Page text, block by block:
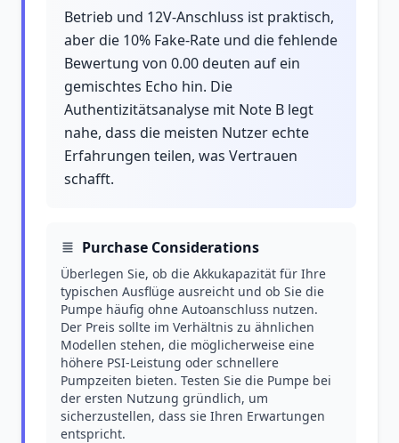
Betrieb und 12V-Anschluss ist praktisch,
aber die 10% Fake-Rate und die fehlende
Bewertung von 0.00 deuten auf ein
gemischtes Echo hin. Die
Authentizitätsanalyse mit Note B legt
nahe, dass die meisten Nutzer echte
Erfahrungen teilen, was Vertrauen
schafft.
Purchase Considerations
Überlegen Sie, ob die Akkukapazität für Ihre
typischen Ausflüge ausreicht und ob Sie die
Pumpe häufig ohne Autoanschluss nutzen.
Der Preis sollte im Verhältnis zu ähnlichen
Modellen stehen, die möglicherweise eine
höhere PSI-Leistung oder schnellere
Pumpzeiten bieten. Testen Sie die Pumpe bei
der ersten Nutzung gründlich, um
sicherzustellen, dass sie Ihren Erwartungen
entspricht.